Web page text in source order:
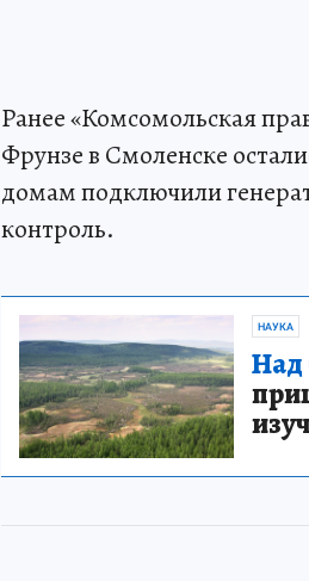
Ранее «Комсомольская
Фрунзе в Смоленске
домам подключили
контроль.
НАУКА
Над